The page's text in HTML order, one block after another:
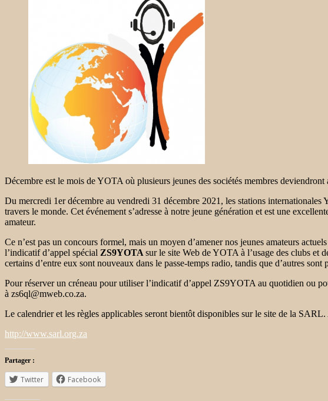
Décembre est le mois de YOTA où plusieurs jeunes des sociétés membres deviendront
Du mercredi 1er décembre au vendredi 31 décembre 2021, les stations
travers le monde. Cet événement s’adresse à notre jeune génération et est une
amateur.
Ce n’est pas un concours formel, mais un moyen d’amener nos jeunes amateurs
l’indicatif d’appel spécial ZS9YOTA sur le site Web de YOTA à l’usage des clubs et
certains d’entre eux sont nouveaux dans le passe-temps radio, tandis que d’autres sont
Pour réserver un créneau pour utiliser l’indicatif d’appel ZS9YOTA au quotidien ou
à zs6ql@mweb.co.za.
Le calendrier et les règles applicables seront bientôt disponibles sur le site de la
http://www.sarl.org.za
Partager :
Twitter Facebook